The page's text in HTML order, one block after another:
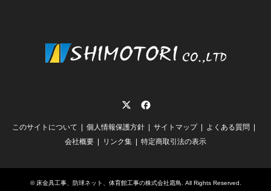
このサイトについて 個人情報保護方針 サイトマップ
よくある質問
会社概要
リンク集 特定商取引法の表示
© 床金具工事、防球ネット、体育館工事の株式会社霜鳥. All Rights Reserved.